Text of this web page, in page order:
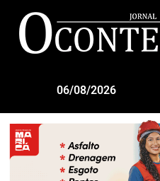
06/08/2026